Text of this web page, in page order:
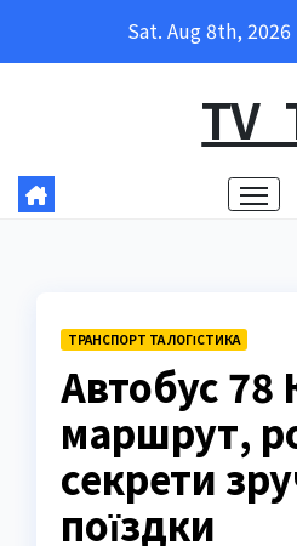
Sat. Aug 8th, 2026
ТРАНСПОРТ ТА ЛОГІСТИКА
Автобус 78
маршрут,
секрети
поїздки